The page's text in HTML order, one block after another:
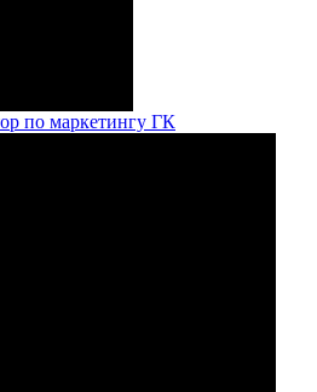
по маркетингу ГК